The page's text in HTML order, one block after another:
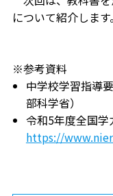
について紹介します。
※参考資料
中学校学習指導
部科学省）
令和5年度全国
https://